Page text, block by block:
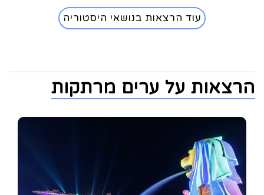
עוד הרצאות בנושאי היסטוריה
הרצאות על ערים מרתקות